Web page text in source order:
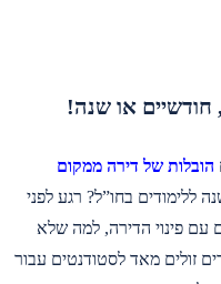
חודשיים או שנה!
הובלות של דירה ממקום
ללימודים בחו”ל? רגע לפני
פינוי הדירה, למה שלא
זולים מאד לסטודנטים עבור